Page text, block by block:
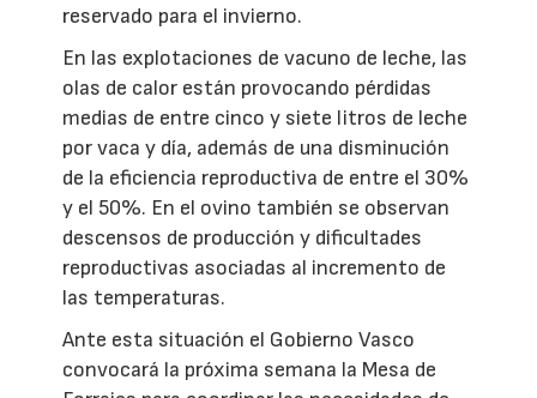
reservado para el invierno.
En las explotaciones de vacuno de leche, las
olas de calor están provocando pérdidas
medias de entre cinco y siete litros de leche
por vaca y día, además de una disminución
de la eficiencia reproductiva de entre el 30%
y el 50%. En el ovino también se observan
descensos de producción y dificultades
reproductivas asociadas al incremento de
las temperaturas.
Ante esta situación el Gobierno Vasco
convocará la próxima semana la Mesa de